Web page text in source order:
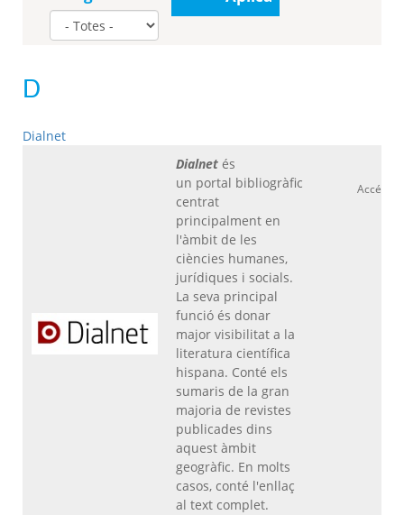
D
Dialnet
Dialnet és
un portal bibliogràfic
centrat
principalment en
l'àmbit de les
ciències humanes,
jurídiques i socials.
La seva principal
funció és donar
major visibilitat a la
literatura científica
hispana. Conté els
sumaris de la gran
majoria de revistes
publicades dins
aquest àmbit
geogràfic. En molts
casos, conté l'enllaç
al text complet.
Accés